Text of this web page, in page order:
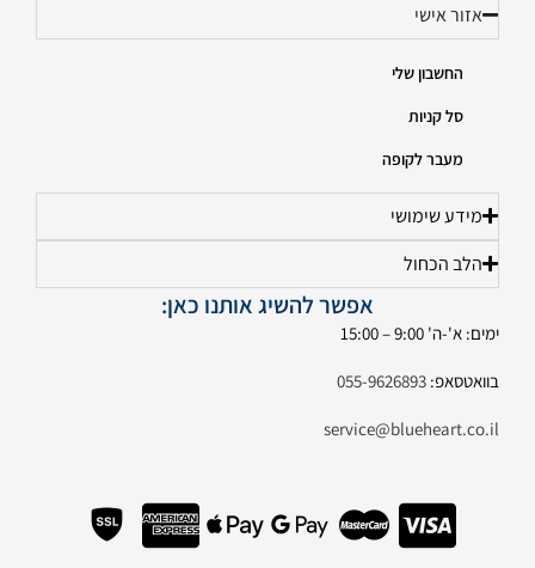
אזור אישי
החשבון שלי
סל קניות
מעבר לקופה
מידע שימושי
הלב הכחול
אפשר להשיג אותנו כאן:
ימים: א'-ה' 9:00 – 15:00
בוואטסאפ: 055-9626893
service@blueheart.co.il